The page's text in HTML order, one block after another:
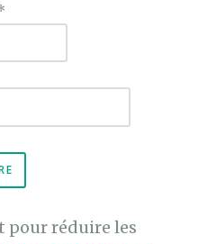
pour réduire les